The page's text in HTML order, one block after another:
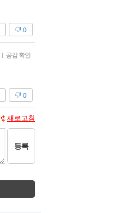
0
| 공감 확인
0
새로고침
등록